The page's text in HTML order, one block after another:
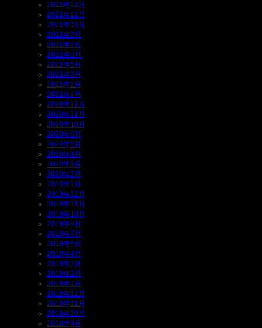
2021年12月
2021年11月
2021年10月
2021年9月
2021年7月
2021年6月
2021年5月
2021年3月
2021年2月
2021年1月
2020年12月
2020年11月
2020年10月
2020年6月
2020年5月
2020年4月
2020年3月
2020年2月
2020年1月
2019年12月
2019年11月
2019年10月
2019年8月
2019年7月
2019年6月
2019年4月
2019年3月
2019年2月
2019年1月
2018年12月
2018年11月
2018年10月
2018年9月